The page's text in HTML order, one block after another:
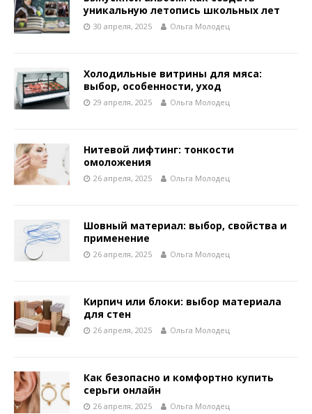
уникальную летопись школьных лет
30 апреля, 2025 Ольга Молодец
Холодильные витрины для мяса:
выбор, особенности, уход
29 апреля, 2025 Ольга Молодец
Нитевой лифтинг: тонкости
омоложения
26 апреля, 2025 Ольга Молодец
Шовный материал: выбор, свойства и
применение
26 апреля, 2025 Ольга Молодец
Кирпич или блоки: выбор материала
для стен
26 апреля, 2025 Ольга Молодец
Как безопасно и комфортно купить
серьги онлайн
26 апреля, 2025 Ольга Молодец